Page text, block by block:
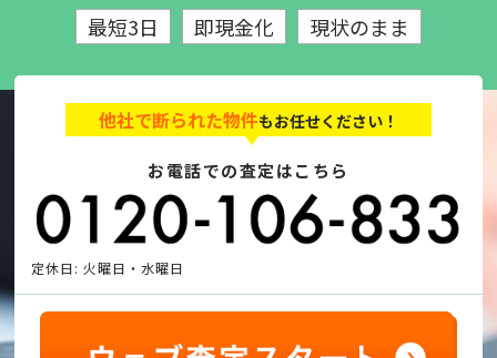
最短3日 即現金化 現状のまま
他社で断られた物件もお任せください！
お電話での査定はこちら
定休日: 火曜日・水曜日